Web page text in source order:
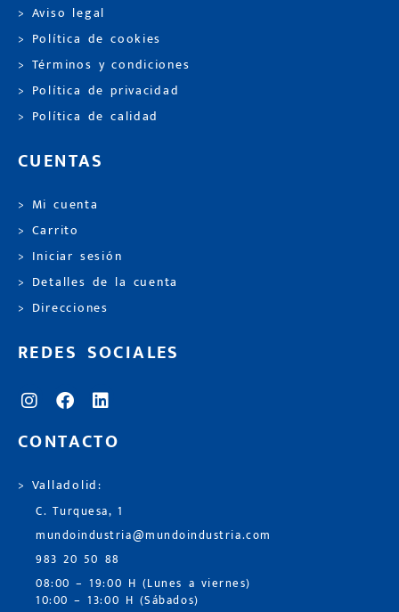
> Aviso legal
> Política de cookies
> Términos y condiciones
> Política de privacidad
> Política de calidad
CUENTAS
> Mi cuenta
> Carrito
> Iniciar sesión
> Detalles de la cuenta
> Direcciones
REDES SOCIALES
CONTACTO
> Valladolid:
C. Turquesa, 1
mundoindustria@mundoindustria.com
983 20 50 88
08:00 – 19:00 H (Lunes a viernes)
10:00 – 13:00 H (Sábados)